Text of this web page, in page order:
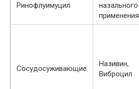
Ринофлуимуцил
назального
применения
Сосудосуживающие
Називин,
Виброцил